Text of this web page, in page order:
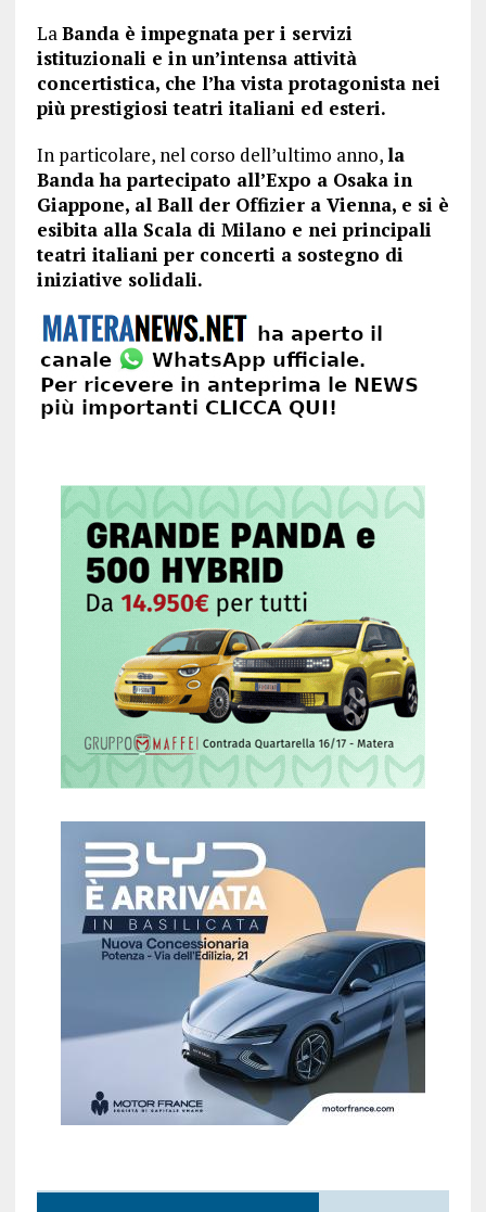
LaBanda è impegnata per i servizi
istituzionali e in un’intensa attività
concertistica, che l’ha vista protagonista nei
più prestigiosi teatri italiani ed esteri.
In particolare, nel corso dell’ultimo anno,la
Banda ha partecipato all’Expo a Osaka in
Giappone, al Ball der Offizier a Vienna, e si è
esibita alla Scala di Milano e nei principali
teatri italiani per concerti a sostegno di
iniziative solidali.